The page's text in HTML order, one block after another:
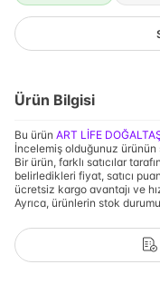
Ürün Bilgisi
Bu ürün ART LİFE
İncelemiş olduğunuz ürünün
Bir ürün, farklı satıcılar
belirledikleri fiyat, satıcı
ücretsiz kargo avantajı ve
Ayrıca, ürünlerin stok